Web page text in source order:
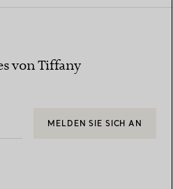
von Tiffany
MELDEN SIE SICH AN